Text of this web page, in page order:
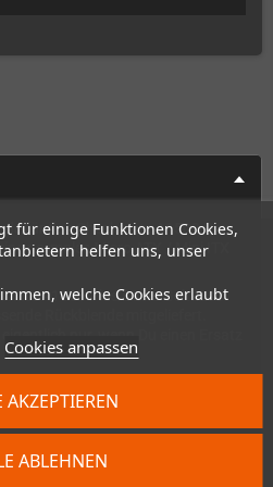
für einige Funktionen Cookies,
helfen uns, unser
welche Cookies erlaubt
Cookies anpassen
ABLEHNEN
AKZEPTIEREN
für das Checkmate A1500 Plus
normales Micro ATX / Mini ITX
A1500 Plus Basis-Gehäuse
Rückblende mitgeliefert.